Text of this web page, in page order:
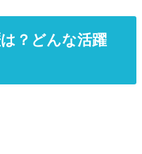
？どんな活躍